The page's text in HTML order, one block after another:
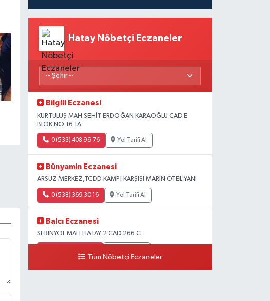
Hatay Nöbetçi Eczaneler
Bilgili Eczanesi
KURTULUŞ MAH.ŞEHİT ERDOĞAN KARAOĞLU CAD.E
BLOK NO:16 1A
0 (533) 408 99 76 Yol Tarifi Al
Bünyamin Eczanesi
ARSUZ MERKEZ,TCDD KAMPI KARŞISI MARİN OTEL YANI
0 (538) 369 30 16 Yol Tarifi Al
Balcı Eczanesi
SERİNYOL MAH.HATAY 2 CAD.266 C
Tüm Nöbetçi Eczaneler